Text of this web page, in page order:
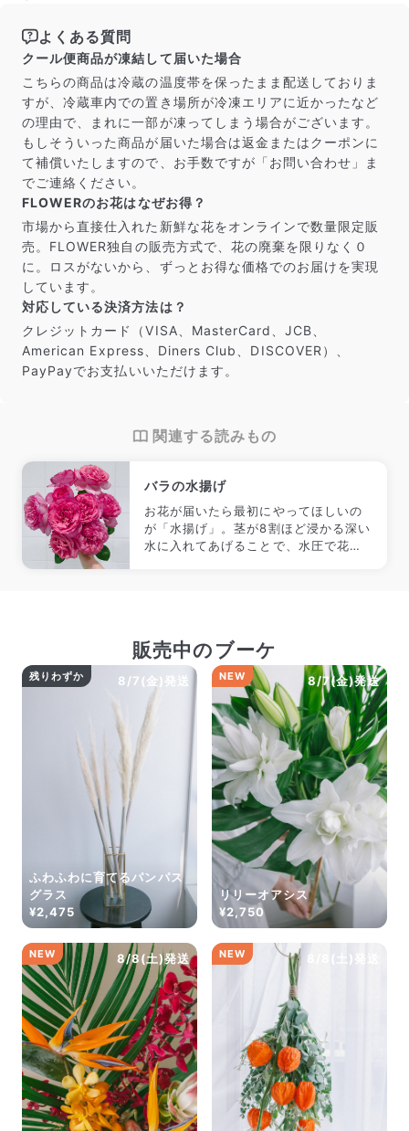
よくある質問
クール便商品が凍結して届いた場合
こちらの商品は冷蔵の温度帯を保ったまま配送しておりま
すが、冷蔵車内での置き場所が冷凍エリアに近かったなど
の理由で、まれに一部が凍ってしまう場合がございます。
もしそういった商品が届いた場合は返金またはクーポンに
て補償いたしますので、お手数ですが「お問い合わせ」ま
でご連絡ください。
FLOWERのお花はなぜお得？
市場から直接仕入れた新鮮な花をオンラインで数量限定販
売。FLOWER独自の販売方式で、花の廃棄を限りなく０
に。ロスがないから、ずっとお得な価格でのお届けを実現
しています。
対応している決済方法は？
クレジットカード（VISA、MasterCard、JCB、
American Express、Diners Club、DISCOVER）、
PayPayでお支払いいただけます。
関連する読みもの
バラの水揚げ
お花が届いたら最初にやってほしいの
が「水揚げ」。茎が8割ほど浸かる深い
水に入れてあげることで、水圧で花に
販売中のブーケ
8/7(金)発送
残りわずか
ふわふわに育てるパンパス
グラス
¥2,475
8/7(金)発送
NEW
リリーオアシス
¥2,750
8/8(土)発送
NEW 8/8(土)発送
NEW